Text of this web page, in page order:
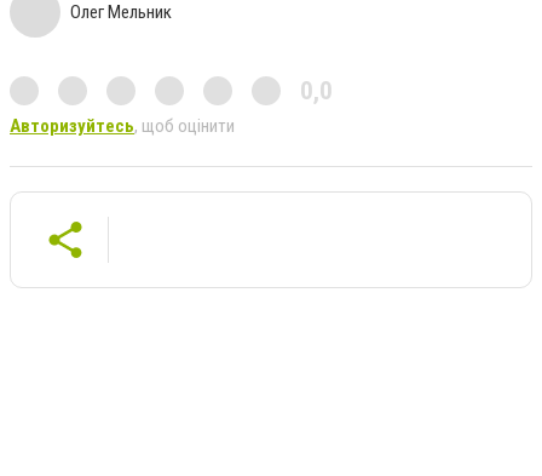
Олег Мельник
0,0
Авторизуйтесь, щоб оцінити